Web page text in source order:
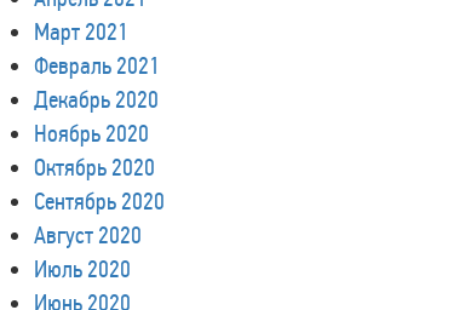
Март 2021
Февраль 2021
Декабрь 2020
Ноябрь 2020
Октябрь 2020
Сентябрь 2020
Август 2020
Июль 2020
Июнь 2020